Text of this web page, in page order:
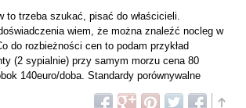
to trzeba szukać, pisać do właścicieli.
wiem, że można znaleźć nocleg w
do rozbieżności cen to podam przykład
(2 sypialnie) przy samym morzu cena 80
140euro/doba. Standardy porównywalne